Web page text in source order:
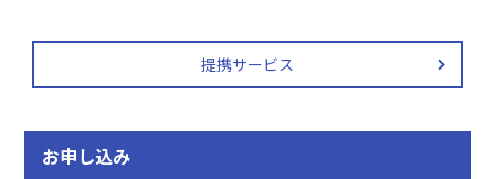
提携サービス
お申し込み